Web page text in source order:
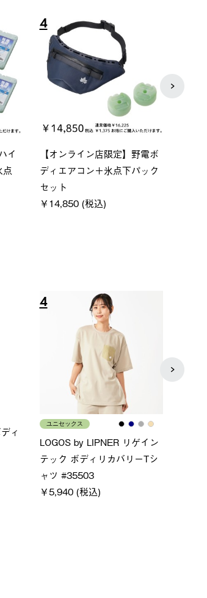
ッ
8
ソーラーブロック 風抜きQセ
ットタープ 200-BG
￥18,800 (税込)
8
メンズ
クールタッチリラックスＴシ
ャツ
￥4,400 (税込)